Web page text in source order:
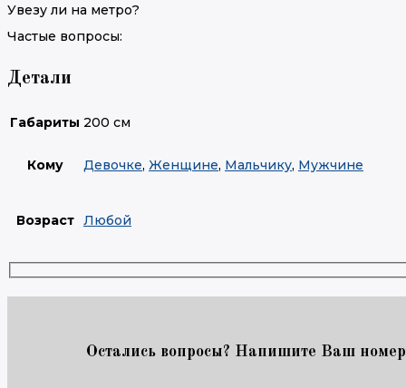
Увезу ли на метро?
Частые вопросы:
Детали
Габариты 200 см
Кому Девочке, Женщине, Мальчику, Мужчине
Возраст Любой
Остались вопросы? Напишите Ваш